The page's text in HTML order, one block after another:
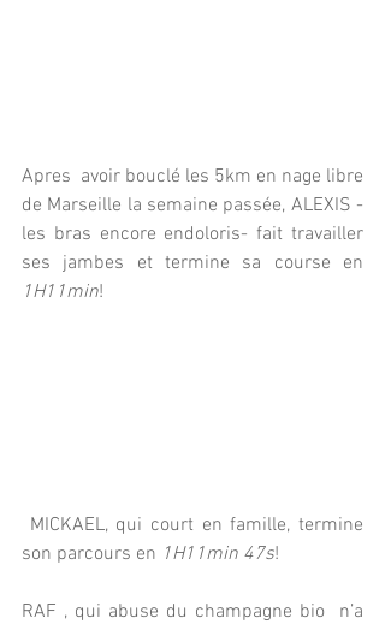
Apres  avoir bouclé les 5km en nage libre
de Marseille la semaine passée, ALEXIS -
les bras encore endoloris- fait travailler
1H11min!
son parcours en 1H11min 47s!
RAF , qui abuse du champagne bio  n’a